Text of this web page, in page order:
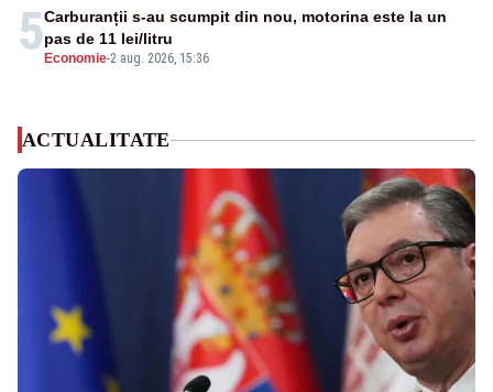
5 Economie-2 aug. 2026, 15:36
Carburanții s-au scumpit din nou, motorina este la un
pas de 11 lei/litru
ACTUALITATE